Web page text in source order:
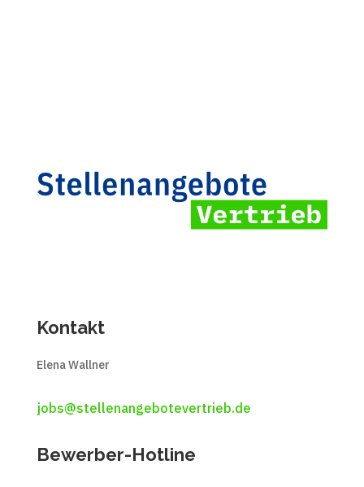
Kontakt
Elena Wallner
jobs@stellenangebotevertrieb.de
Bewerber-Hotline